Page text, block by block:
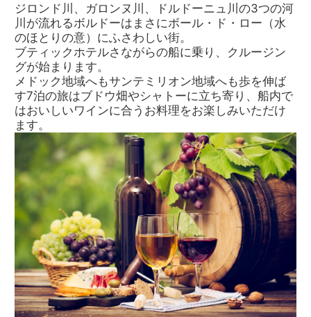
ジロンド川、ガロンヌ川、ドルドーニュ川の3つの河
川が流れるボルドーはまさにボール・ド・ロー（水
のほとりの意）にふさわしい街。
ブティックホテルさながらの船に乗り、クルージン
グが始まります。
メドック地域へもサンテミリオン地域へも歩を伸ば
す7泊の旅はブドウ畑やシャトーに立ち寄り、船内で
はおいしいワインに合うお料理をお楽しみいただけ
ます。